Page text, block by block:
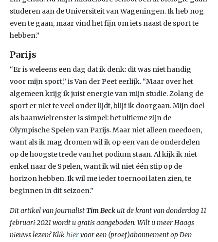
studeren aan de Universiteit van Wageningen. Ik heb nog
even te gaan, maar vind het fijn om iets naast de sport te
hebben.”
Parijs
“Er is weleens een dag dat ik denk: dit was niet handig
voor mijn sport,” is Van der Peet eerlijk. “Maar over het
algemeen krijg ik juist energie van mijn studie. Zolang de
sport er niet te veel onder lijdt, blijf ik doorgaan. Mijn doel
als baanwielrenster is simpel: het ultieme zijn de
Olympische Spelen van Parijs. Maar niet alleen meedoen,
want als ik mag dromen wil ik op een van de onderdelen
op de hoogste trede van het podium staan. Al kijk ik niet
enkel naar de Spelen, want ik wil niet één stip op de
horizon hebben. Ik wil me ieder toernooi laten zien, te
beginnen in dit seizoen.”
Dit artikel van journalistTim Beckuit de krant van donderdag 11
februari 2021 wordt u gratis aangeboden. Wilt u meer Haags
nieuws lezen? Klikhiervoor een (proef)abonnement op Den